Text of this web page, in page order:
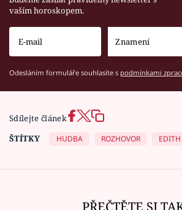
vaším horoskopem.
Odesláním formuláře souhlasíte s podmínkami
Sdílejte článek
ŠTÍTKY
HUDBA ROZHOVOR
PŘEČTĚTE SI